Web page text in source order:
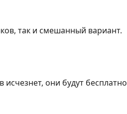
так и смешанный вариант.
они будут бесплатно